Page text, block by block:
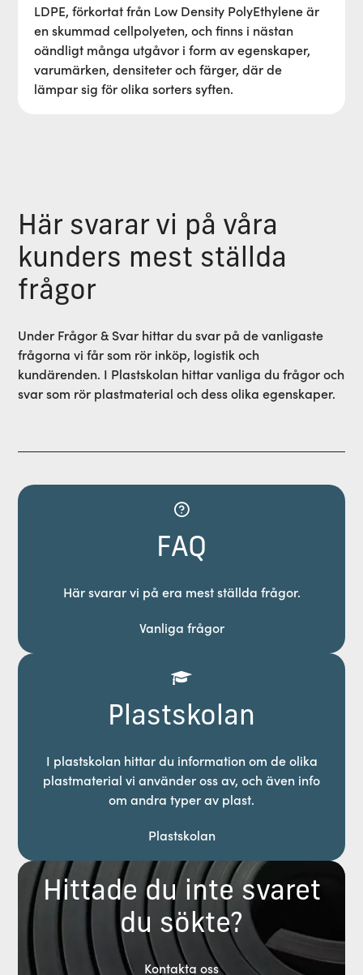
LDPE, förkortat från Low Density PolyEthylene är
en skummad cellpolyeten, och finns i nästan
oändligt många utgåvor i form av egenskaper,
varumärken, densiteter och färger, där de
lämpar sig för olika sorters syften.
Här svarar vi på våra
kunders mest ställda
frågor
Under Frågor & Svar hittar du svar på de vanligaste
frågorna vi får som rör inköp, logistik och
kundärenden. I Plastskolan hittar vanliga du frågor och
svar som rör plastmaterial och dess olika egenskaper.
FAQ
Här svarar vi på era mest ställda frågor.
Vanliga frågor
Plastskolan
I plastskolan hittar du information om de olika
plastmaterial vi använder oss av, och även info
om andra typer av plast.
Plastskolan
Hittade du inte svaret
du sökte?
Kontakta oss